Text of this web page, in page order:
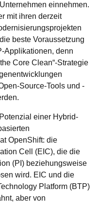
einnehmen.
mit ihren derzeit
beste Voraussetzung
Applikationen, denn
Core Clean“-Strategie
Source-Tools und -
einer Hybrid-
OpenShift: die
Cell (EIC), die die
(PI) beziehungsweise
wird. EIC und die
Platform (BTP)
aber von